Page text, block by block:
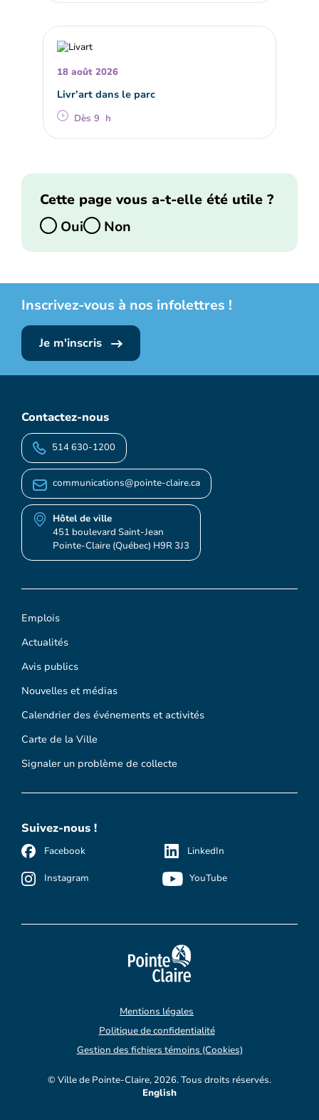
18 août 2026
Livr’art dans le parc
Dès 9 h
Cette page vous a-t-elle été utile ?
Oui
Non
Inscrivez-vous à nos infolettres !
Je m'inscris
Emplois
Actualités
Avis publics
Nouvelles et médias
Calendrier des événements et activités
Carte de la Ville
Signaler un problème de collecte
Contactez-nous
514 630-1200
communications@pointe-claire.ca
Hôtel de ville
451 boulevard Saint-Jean
Pointe-Claire (Québec) H9R 3J3
Suivez-nous !
Facebook
Instagram
LinkedIn
YouTube
© Ville de Pointe-Claire, 2026. Tous droits réservés.
Mentions légales
Politique de confidentialité
Gestion des fichiers témoins (Cookies)
English